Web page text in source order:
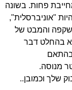
פחות. בשונה
"אוניברסלית",
והמבט של
בהחלט דבר
מנוסה.
שלך וכמובן..